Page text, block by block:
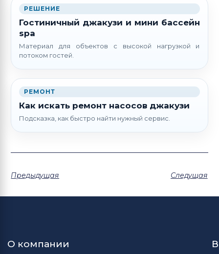
РЕШЕНИЕ
Гостиничный джакузи и мини бассейн
spa
Материал для объектов с высокой нагрузкой и
потоком гостей.
РЕМОНТ
Как искать ремонт насосов джакузи
Подсказка, как быстро найти нужный сервис.
Предыдущая Следущая
О компании